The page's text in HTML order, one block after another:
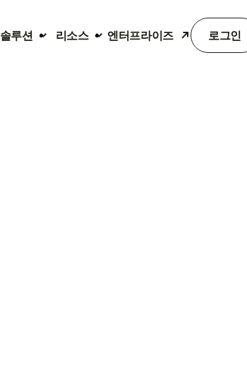
솔루션 리소스 엔터프라이즈 로그인